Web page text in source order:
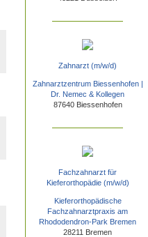
Zahnarzt (m/w/d)
Zahnarztzentrum Biessenhofen |
Dr. Nemec & Kollegen
87640 Biessenhofen
Fachzahnarzt für
Kieferorthopädie (m/w/d)
Kieferorthopädische
Fachzahnarztpraxis am
Rhododendron-Park Bremen
28211 Bremen